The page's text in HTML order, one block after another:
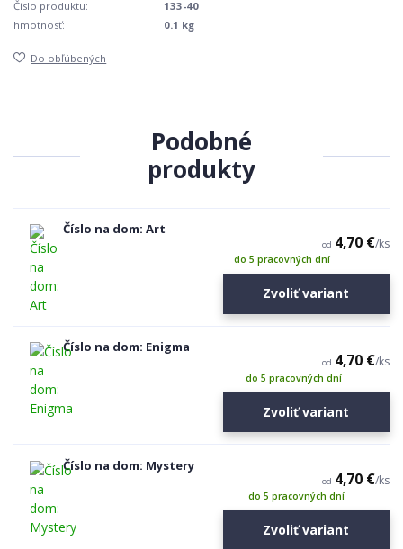
Číslo produktu:
133-40
hmotnosť:
0.1 kg
Do obľúbených
Podobné
produkty
Číslo na dom: Art
od 4,70 €/ks
do 5 pracovných dní
Zvoliť variant
Číslo na dom: Enigma
od 4,70 €/ks
do 5 pracovných dní
Zvoliť variant
Číslo na dom: Mystery
od 4,70 €/ks
do 5 pracovných dní
Zvoliť variant